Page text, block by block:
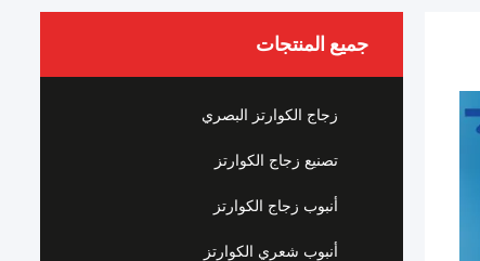
جميع المنتجات
زجاج الكوارتز البصري
تصنيع زجاج الكوارتز
أنبوب زجاج الكوارتز
أنبوب شعري الكوارتز